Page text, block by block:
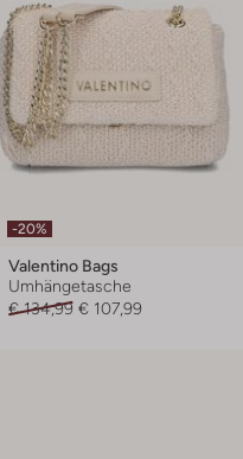
-20%
Valentino Bags
Umhängetasche
€ 134,99 € 107,99